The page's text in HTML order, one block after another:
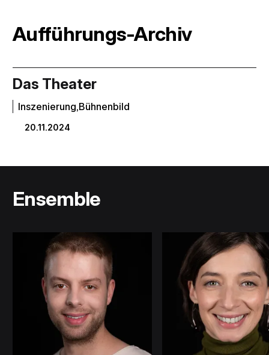
Aufführungs-Archiv
Das Theater
Inszenierung,Bühnenbild
20.11.2024
Ensemble